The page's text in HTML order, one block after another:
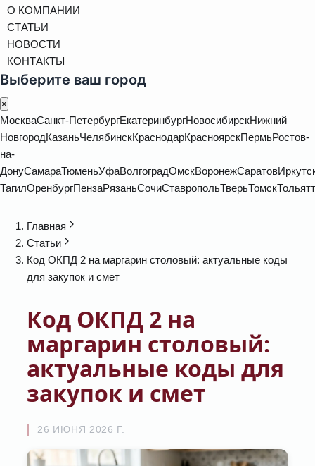
О КОМПАНИИ
СТАТЬИ
НОВОСТИ
КОНТАКТЫ
Выберите ваш город
×
МоскваСанкт-ПетербургЕкатеринбургНовосибирскНижний
НовгородКазаньЧелябинскКраснодарКрасноярскПермьРостов-
на-
ДонуСамараТюменьУфаВолгоградОмскВоронежСаратов
ТагилОренбургПензаРязаньСочиСтавропольТверьТомск
Главная
Статьи
Код ОКПД 2 на маргарин столовый: актуальные коды
для закупок и смет
Код ОКПД 2 на
маргарин столовый:
актуальные коды для
закупок и смет
26 ИЮНЯ 2026 Г.